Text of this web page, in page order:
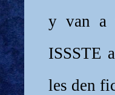
y van a
ISSSTE
les den